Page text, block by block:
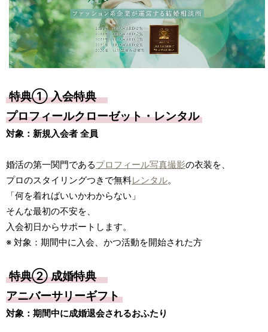
特典① 入会特典
プロフィールクローゼット・レンタル
対象：新規入会者 全員
婚活の第一関門であるプロフィール写真撮影の衣装を、
プロのスタイリングつきで無料レンタル。
「何を着ればいいかわからない」
そんな最初の不安を、
入会初日からサポートします。
※ 対象：期間中に入会、かつ活動を開始された方
特典② 成婚特典
アニバーサリーギフト
対象：期間中に成婚退会されるおふたり